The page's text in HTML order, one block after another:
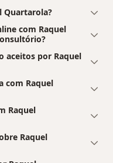
Quartarola?
com Raquel
aceitos por Raquel
com Raquel
Raquel
Raquel